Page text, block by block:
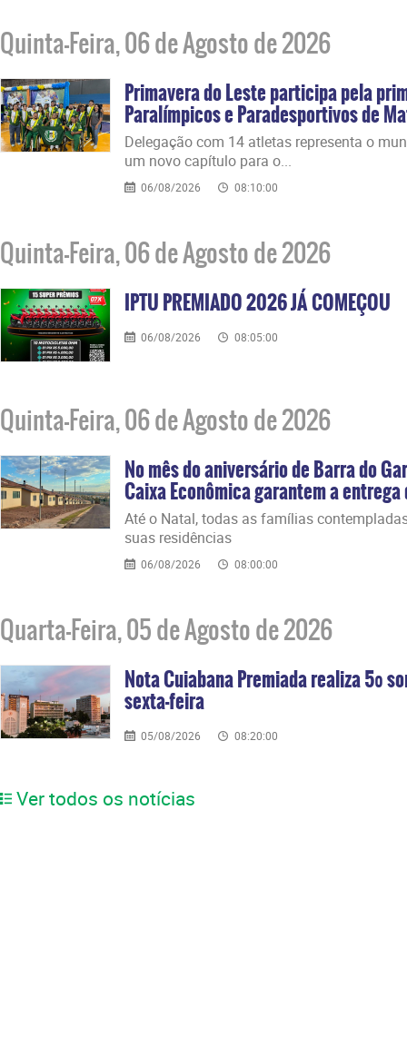
Quinta-Feira, 06 de Agosto de 2026
Primavera do Leste participa pela
Paralímpicos e Paradesportivos de
​Delegação com 14 atletas representa o
um novo capítulo para o...
06/08/2026 08:10:00
Quinta-Feira, 06 de Agosto de 2026
IPTU PREMIADO 2026 JÁ COMEÇOU
06/08/2026 08:05:00
Quinta-Feira, 06 de Agosto de 2026
No mês do aniversário de Barra do
Caixa Econômica garantem a entrega
Até o Natal, todas as famílias
suas residências
06/08/2026 08:00:00
Quarta-Feira, 05 de Agosto de 2026
Nota Cuiabana Premiada realiza 5º
sexta-feira
05/08/2026 08:20:00
Ver todos os notícias